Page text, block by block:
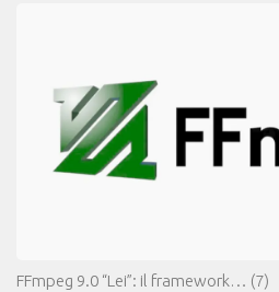
FFmpeg 9.0 “Lei”: il framework… (7)